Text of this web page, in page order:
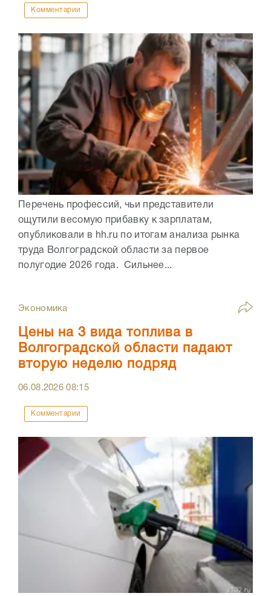
Комментарии
Перечень профессий, чьи представители
ощутили весомую прибавку к зарплатам,
опубликовали в hh.ru по итогам анализа рынка
труда Волгоградской области за первое
полугодие 2026 года. Сильнее...
Экономика
Цены на 3 вида топлива в
Волгоградской области падают
вторую неделю подряд
06.08.202608:15
Комментарии